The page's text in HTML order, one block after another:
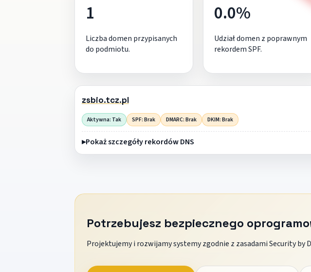
1
Liczba domen przypisanych
do podmiotu.
0.0%
Udział domen z poprawnym
rekordem SPF.
zsbio.tcz.pl
Aktywna: Tak SPF: Brak DMARC: Brak DKIM: Brak
Pokaż szczegóły rekordów DNS
Potrzebujesz bezpiecznego
Projektujemy i rozwijamy systemy zgodnie z zasadami Security by